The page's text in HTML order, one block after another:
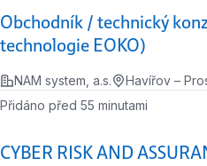
Obchodník / technický
technologie EOKO)
NAM system, a.s. Havířov –
CYBER RISK AND
Přidáno před 55 minutami